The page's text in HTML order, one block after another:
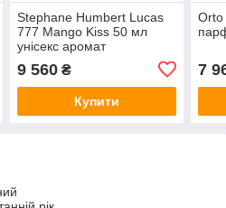
Stephane Humbert Lucas
777 Mango Kiss 50 мл
унісекс аромат
9 560₴
Купити
7